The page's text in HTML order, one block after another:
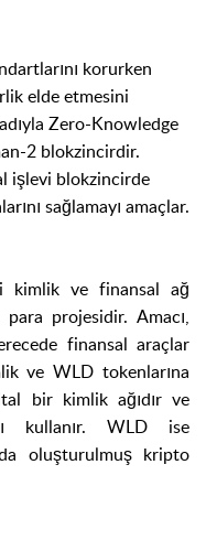
korurken
elde etmesini
Zero-Knowledge
2 blokzincirdir.
işlevi blokzincirde
sağlamayı amaçlar.
kimlik ve finansal ağ
projesidir. Amacı,
finansal araçlar
ve WLD tokenlarına
bir kimlik ağıdır ve
kullanır. WLD ise
oluşturulmuş kripto